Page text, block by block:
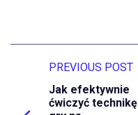
PREVIOUS POST
Jak efektywnie
ćwiczyć technikę